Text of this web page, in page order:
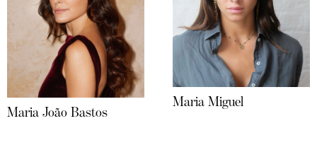
Maria João Bastos
Maria Miguel